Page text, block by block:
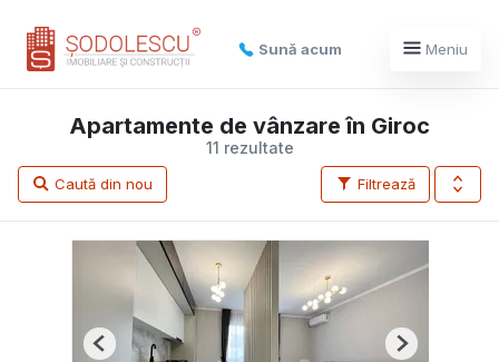
Sună acum Meniu
11 rezultate
Apartamente de vânzare în Giroc
Filtrează
Caută din nou
Previous Next